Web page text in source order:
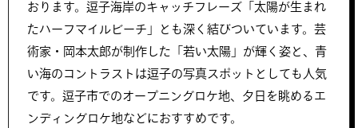
おります。逗子海岸のキャッチフレーズ「太陽が生まれ
たハーフマイルビーチ」とも深く結びついています。芸
術家・岡本太郎が制作した「若い太陽」が輝く姿と、青
い海のコントラストは逗子の写真スポットとしても人気
です。逗子市でのオープニングロケ地、夕日を眺めるエ
ンディングロケ地などにおすすめです。